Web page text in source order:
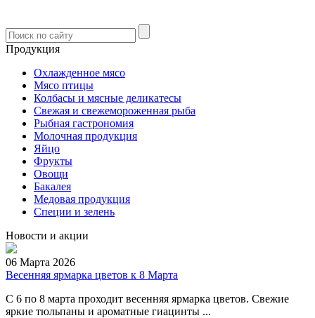
Продукция
Охлажденное мясо
Мясо птицы
Колбасы и мясные деликатесы
Свежая и свежемороженная рыба
Рыбная гастрономия
Молочная продукция
Яйцо
Фрукты
Овощи
Бакалея
Медовая продукция
Специи и зелень
Новости и акции
06 Марта 2026
Весенняя ярмарка цветов к 8 Марта
С 6 по 8 марта проходит весенняя ярмарка цветов. Свежие
яркие тюльпаны и ароматные гиацинты ...